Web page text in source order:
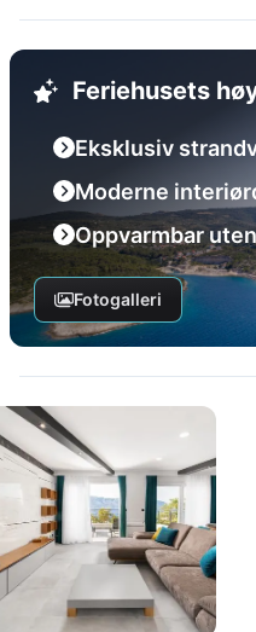
Feriehusets
Eksklusiv
Moderne
Oppvarmbar
Fotogalleri